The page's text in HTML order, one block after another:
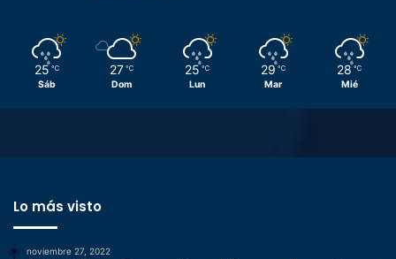
25 ℃
Sáb
27 ℃
Dom
25 ℃
Lun
29 ℃
Mar
28 ℃
Mié
Lo más visto
noviembre 27, 2022